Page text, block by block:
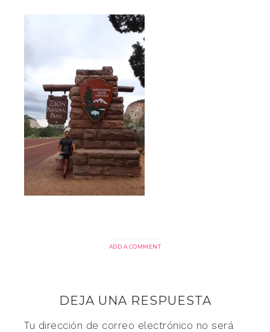
ADD A COMMENT
DEJA UNA RESPUESTA
Tu dirección de correo electrónico no será